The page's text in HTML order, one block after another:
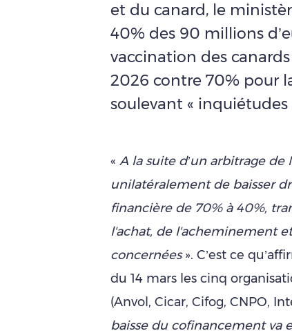
et du canard, le
40% des 90 millions
vaccination des
2026 contre 70% pour
soulevant «
« A la suite d’un arbitrage
unilatéralement de baisser
financière de 70% à 40%,
l'achat, de l'acheminement
concernées». C’est ce
du 14 mars les cinq
(Anvol, Cicar, Cifog, CNPO,
baisse du cofinancement va